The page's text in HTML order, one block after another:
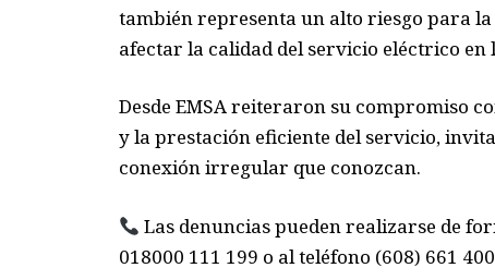
también representa un alto riesgo para la
afectar la calidad del servicio eléctrico en
Desde EMSA reiteraron su compromiso
y la prestación eficiente del servicio,
conexión irregular que conozcan.
Las denuncias pueden realizarse de
018000 111 199 o al teléfono (608) 661